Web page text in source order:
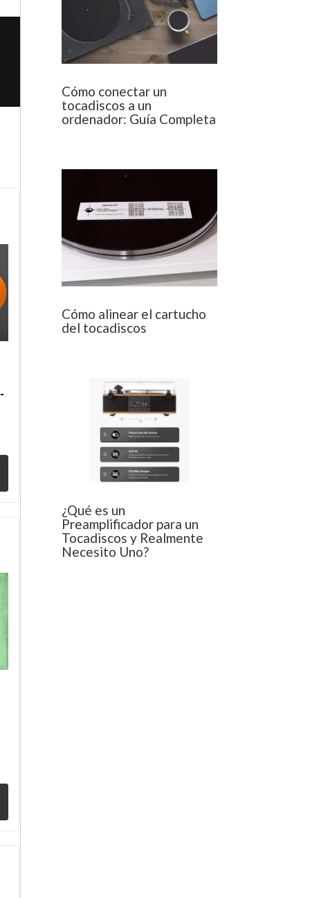
Cómo conectar un
tocadiscos a un
ordenador: Guía Completa
Cómo alinear el cartucho
del tocadiscos
¿Qué es un
Preamplificador para un
Tocadiscos y Realmente
Necesito Uno?